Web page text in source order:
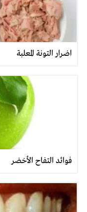
اضرار التونة المعلبة
فوائد التفاح الأخضر